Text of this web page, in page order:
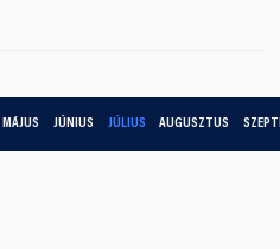
MÁJUS JÚNIUS JÚLIUS AUGUSZTUS